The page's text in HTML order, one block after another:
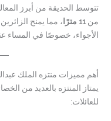
تتوسط الحديقة من أبرز
من11 مترًا
، مما يمنح
الأجواء، خصوصًا في المساء
أهم مميزات منتزه الملك
يمتاز المنتزه بالعديد من
للعائلات: